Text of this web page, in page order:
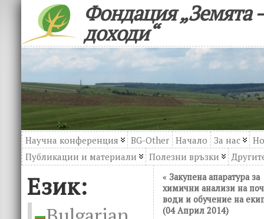
Фондация „Земята
доходи“
Научна конференция BG-Other Начало За нас
Публикации и материали
Полезни връзки
Език: « Закупена апаратура за
химични анализи на
води и обучение на
(04 Април 2014)